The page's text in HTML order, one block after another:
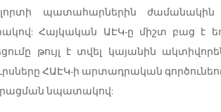
պատահարներին
Հայկական ԱԷԿ-ը միշտ բաց է
թույլ է տվել կայանին
ՀԱԷԿ-ի արտադրական
նպատակով: